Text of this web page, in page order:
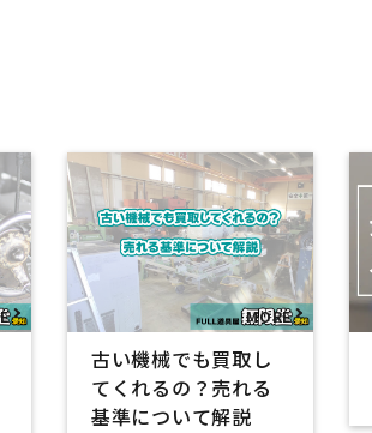
古い機械でも買取し
てくれるの？売れる
基準について解説